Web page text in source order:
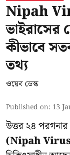
Nipah
ভাইরাসের
কীভাবে
তথ্য
ওয়েব ডেস্ক
Published on: 13
উত্তর ২৪ পরগনার
(Nipah